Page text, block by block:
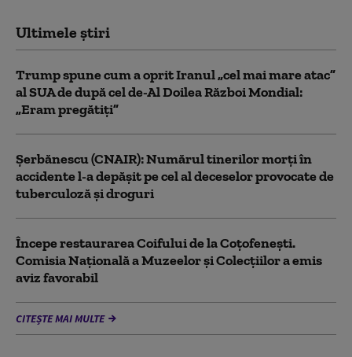
Ultimele știri
Trump spune cum a oprit Iranul „cel mai mare atac”
al SUA de după cel de-Al Doilea Război Mondial:
„Eram pregătiți”
Şerbănescu (CNAIR): Numărul tinerilor morţi în
accidente l-a depăşit pe cel al deceselor provocate de
tuberculoză şi droguri
Începe restaurarea Coifului de la Coțofenești.
Comisia Naţională a Muzeelor şi Colecţiilor a emis
aviz favorabil
CITEȘTE MAI MULTE